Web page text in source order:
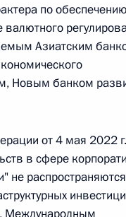
учреждениях»
и Кабинетом
по обеспечению
Азиатским
Новым банком
от 4 мая 2022
в сфере
не